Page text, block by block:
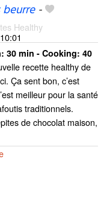
-
Healthy
10:01
30 min - Cooking: 40
recette healthy de
Ça sent bon, c’est
meilleur pour la santé
traditionnels.
de chocolat maison,